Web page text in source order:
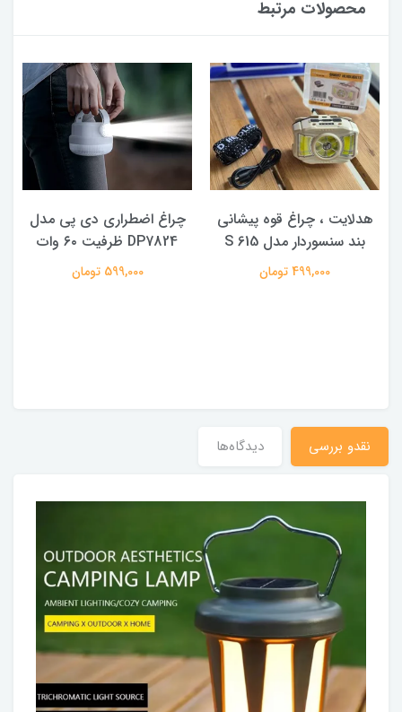
محصولات مرتبط
هدلایت ، چراغ قوه پیشانی
بند سنسوردار مدل 615 S
499,000 تومان
چراغ اضطراری دی پی مدل
DP7824 ظرفیت ۶۰ وات
599,000 تومان
نقدو بررسی دیدگاه‌ها